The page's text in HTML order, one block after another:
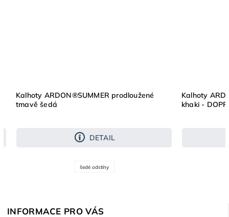
Kalhoty ARDON®SUMMER prodloužené
tmavě šedá
DETAIL
šedé odstíny
Kalhoty
khaki -
INFORMACE PRO VÁS